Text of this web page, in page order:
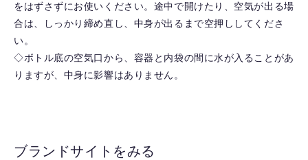
をはずさずにお使いください。途中で開けたり、空気が出る場
合は、しっかり締め直し、中身が出るまで空押ししてくださ
い。
◇ボトル底の空気口から、容器と内袋の間に水が入ることがあ
りますが、中身に影響はありません。
ブランドサイトをみる